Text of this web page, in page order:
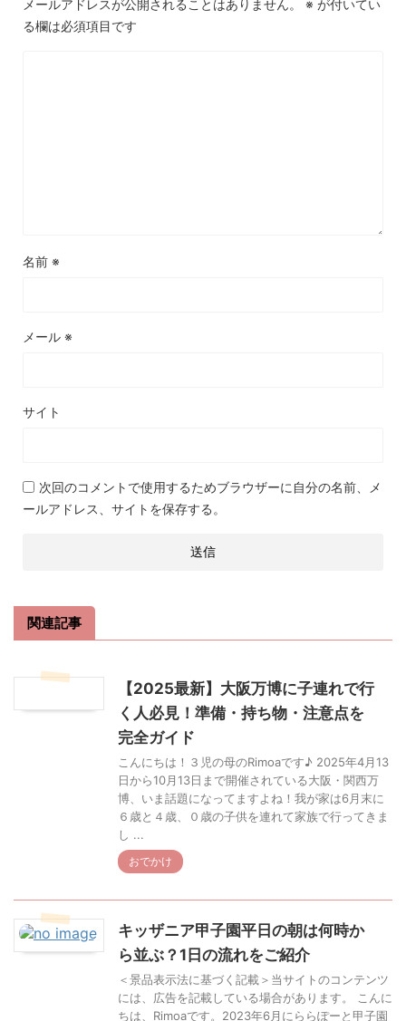
メールアドレスが公開されることはありません。 ※ が付いてい
る欄は必須項目です
名前 ※
メール ※
サイト
次回のコメントで使用するためブラウザーに自分の名前、メ
ールアドレス、サイトを保存する。
関連記事
【2025最新】大阪万博に子連れで行
く人必見！準備・持ち物・注意点を
完全ガイド
こんにちは！３児の母のRimoaです♪ 2025年4月13
日から10月13日まで開催されている大阪・関西万
博、いま話題になってますよね！我が家は6月末に
６歳と４歳、０歳の子供を連れて家族で行ってきま
し ...
おでかけ
キッザニア甲子園平日の朝は何時か
ら並ぶ？1日の流れをご紹介
＜景品表示法に基づく記載＞当サイトのコンテンツ
には、広告を記載している場合があります。 こんに
ちは、Rimoaです。2023年6月にららぽーと甲子園